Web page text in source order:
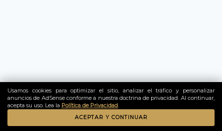
Usamos cookies para optimizar el sitio, analizar el tráfico y personalizar
anuncios de AdSense conforme a nuestra doctrina de privacidad. Al continuar,
acepta su uso. Lea la Política de Privacidad.
ACEPTAR Y CONTINUAR